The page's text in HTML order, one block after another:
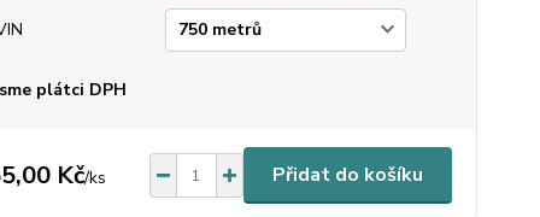
plátci DPH
Kč/ks Přidat do košíku